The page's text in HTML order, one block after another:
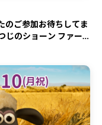
のご参加お待ちしてま
じのショーン ファー